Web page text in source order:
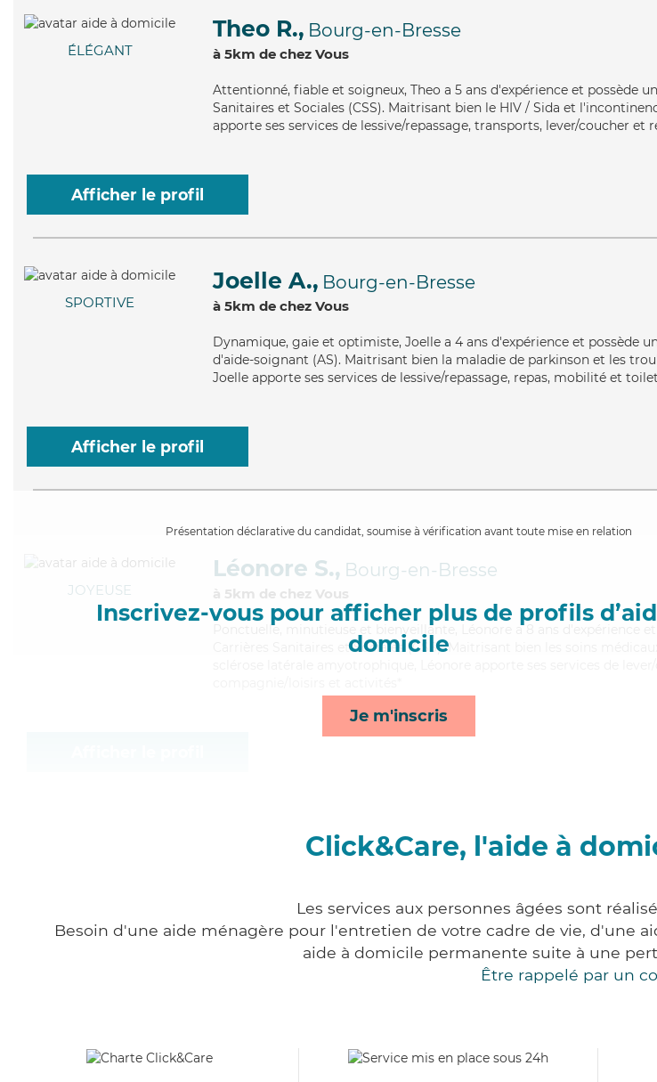
ÉLÉGANT
Theo R., Bourg-en-Bresse
à 5km de chez Vous
Attentionné, fiable et soigneux, Theo a 5 ans d'expérience et possède
Sanitaires et Sociales (CSS). Maitrisant bien le HIV / Sida et
apporte ses services de lessive/repassage, transports, lever/coucher et
Afficher le profil
SPORTIVE
Joelle A., Bourg-en-Bresse
à 5km de chez Vous
Dynamique, gaie et optimiste, Joelle a 4 ans d'expérience et possède
d'aide-soignant (AS). Maitrisant bien la maladie de parkinson et les
Joelle apporte ses services de lessive/repassage, repas, mobilité et
Afficher le profil
Présentation déclarative du candidat, soumise à vérification avant toute mise en relation
Inscrivez-vous pour afficher plus de profils
domicile
Je m'inscris
JOYEUSE
Léonore S., Bourg-en-Bresse
à 5km de chez Vous
Ponctuelle
, minutieuse et bienveillante, Léonore a 8 ans d'expérience et
Carrières Sanitaires et Sociales (CSS). Maitrisant bien les soins
Click&Care, l'aide à
Les services aux personnes âgées sont
Besoin d'une aide ménagère pour l'entretien de votre cadre de vie, d'une
aide à domicile permanente suite à une
Être rappelé par un